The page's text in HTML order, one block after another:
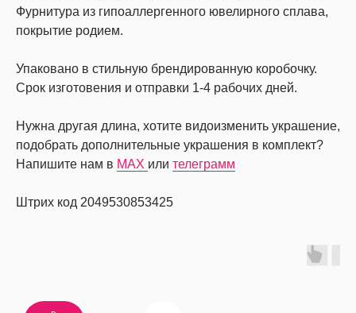
Фурнитура из гипоаллергенного ювелирного сплава,
покрытие родием.
Упаковано в стильную брендированную коробочку.
Срок изготовения и отправки 1-4 рабочих дней.
Нужна другая длина, хотите видоизменить украшение,
подобрать дополнительные украшения в комплект?
Напишите нам в MAX или телеграмм
Штрих код 2049530853425